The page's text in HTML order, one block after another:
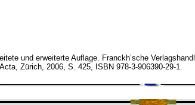
und erweiterte Auflage. Franckh’sche
Zürich, 2006, S. 425, ISBN 978-3-906390-29-1.